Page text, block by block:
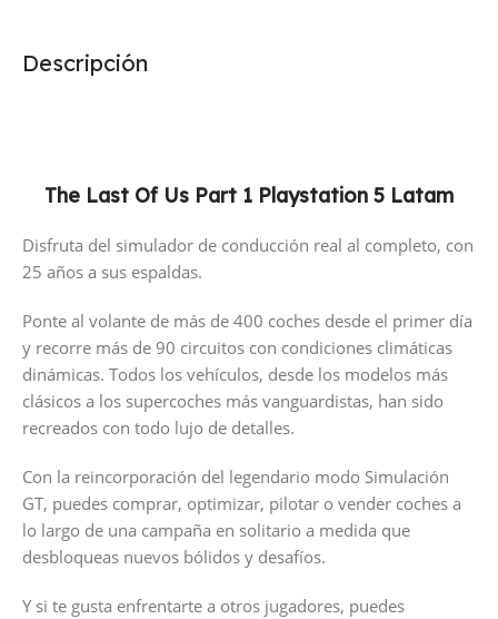
Descripción
The Last Of Us Part 1 Playstation 5 Latam
Disfruta del simulador de conducción real al completo, con
25 años a sus espaldas.
Ponte al volante de más de 400 coches desde el primer día
y recorre más de 90 circuitos con condiciones climáticas
dinámicas. Todos los vehículos, desde los modelos más
clásicos a los supercoches más vanguardistas, han sido
recreados con todo lujo de detalles.
Con la reincorporación del legendario modo Simulación
GT, puedes comprar, optimizar, pilotar o vender coches a
lo largo de una campaña en solitario a medida que
desbloqueas nuevos bólidos y desafíos.
Y si te gusta enfrentarte a otros jugadores, puedes